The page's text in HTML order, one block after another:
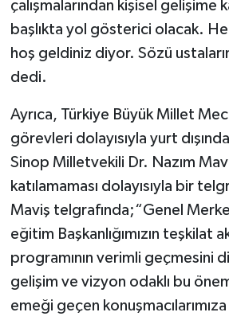
çalışmalarından kişisel gelişime
başlıkta yol gösterici olacak.
hoş geldiniz diyor. Sözü
dedi.
Ayrıca, Türkiye Büyük Millet
görevleri dolayısıyla yurt
Sinop Milletvekili Dr. Nazım
katılamaması dolayısıyla bir
Maviş telgrafında;“Genel
eğitim Başkanlığımızın teşkilat
programının verimli geçmesini
gelişim ve vizyon odaklı bu
emeği geçen